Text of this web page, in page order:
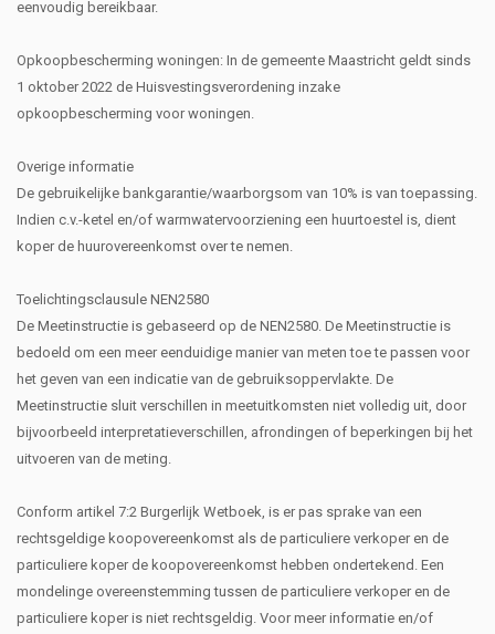
eenvoudig bereikbaar.
Opkoopbescherming woningen: In de gemeente Maastricht geldt sinds
1 oktober 2022 de Huisvestingsverordening inzake
opkoopbescherming voor woningen.
Overige informatie
De gebruikelijke bankgarantie/waarborgsom van 10% is van toepassing.
Indien c.v.-ketel en/of warmwatervoorziening een huurtoestel is, dient
koper de huurovereenkomst over te nemen.
Toelichtingsclausule NEN2580
De Meetinstructie is gebaseerd op de NEN2580. De Meetinstructie is
bedoeld om een meer eenduidige manier van meten toe te passen voor
het geven van een indicatie van de gebruiksoppervlakte. De
Meetinstructie sluit verschillen in meetuitkomsten niet volledig uit, door
bijvoorbeeld interpretatieverschillen, afrondingen of beperkingen bij het
uitvoeren van de meting.
Conform artikel 7:2 Burgerlijk Wetboek, is er pas sprake van een
rechtsgeldige koopovereenkomst als de particuliere verkoper en de
particuliere koper de koopovereenkomst hebben ondertekend. Een
mondelinge overeenstemming tussen de particuliere verkoper en de
particuliere koper is niet rechtsgeldig. Voor meer informatie en/of